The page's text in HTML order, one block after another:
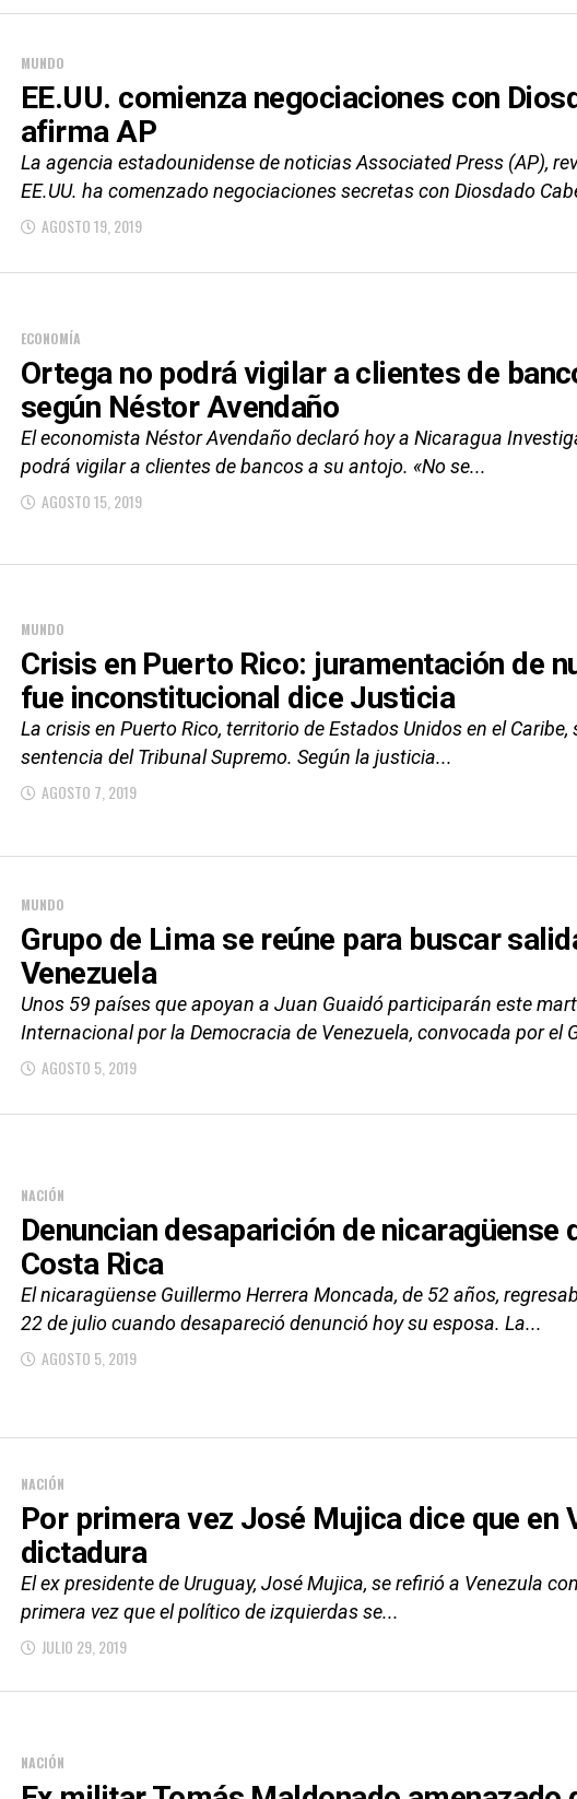
MUNDO
EE.UU. comienza negociaciones con
afirma AP
La agencia estadounidense de noticias Associated Press (AP),
EE.UU. ha comenzado negociaciones secretas con Diosdado
AGOSTO 19, 2019
ECONOMÍA
Ortega no podrá vigilar a clientes de
según Néstor Avendaño
El economista Néstor Avendaño declaró hoy a Nicaragua
podrá vigilar a clientes de bancos a su antojo. «No se...
AGOSTO 15, 2019
MUNDO
Crisis en Puerto Rico: juramentación de
fue inconstitucional dice Justicia
La crisis en Puerto Rico, territorio de Estados Unidos en el
sentencia del Tribunal Supremo. Según la justicia...
AGOSTO 7, 2019
MUNDO
Grupo de Lima se reúne para buscar
Venezuela
Unos 59 países que apoyan a Juan Guaidó participarán este
Internacional por la Democracia de Venezuela, convocada por el
AGOSTO 5, 2019
NACIÓN
Denuncian desaparición de nicaragüense
Costa Rica
El nicaragüense Guillermo Herrera Moncada, de 52 años,
22 de julio cuando desapareció denunció hoy su esposa. La...
AGOSTO 5, 2019
NACIÓN
Por primera vez José Mujica dice que en
dictadura
El ex presidente de Uruguay, José Mujica, se refirió a Venezula
primera vez que el político de izquierdas se...
JULIO 29, 2019
NACIÓN